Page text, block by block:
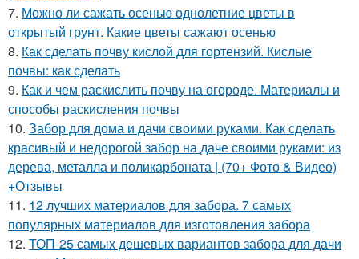
7. Можно ли сажать осенью однолетние цветы в
открытый грунт. Какие цветы сажают осенью
8. Как сделать почву кислой для гортензий. Кислые
почвы: как сделать
9. Как и чем раскислить почву на огороде. Материалы и
способы раскисления почвы
10. Забор для дома и дачи своими руками. Как сделать
красивый и недорогой забор на даче своими руками: из
дерева, металла и поликарбоната | (70+ Фото & Видео)
+Отзывы
11. 12 лучших материалов для забора. 7 самых
популярных материалов для изготовления забора
12. ТОП-25 самых дешевых вариантов забора для дачи